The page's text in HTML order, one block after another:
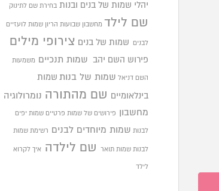
יהלי שמות של בנים ובנות בחירת שם לתינוק
שם לילד מחשבון שבועות הריון שמות לועזיים
לבנים שמות של בנים צירופי מילים
פירוש השם יהב שמות תנכיים משמעות
השם דניאל שמות של בנות שמות
בינלאומיים שם מהתורה נומרולוגיה
מחשבון פירושים של שמות פרטיים שמות יפים
לבנות שמות מיוחדים לבנים רשימת שמות
לבנות שמות תואר שם לילדה איך לקרוא
לילד